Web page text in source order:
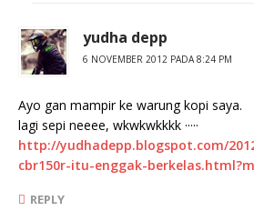
yudha depp
6 NOVEMBER 2012 PADA 8:24 PM
Ayo gan mampir ke warung kopi saya.
lagi sepi neeee, wkwkwkkkk ·····
http://yudhadepp.blogspot.com/
cbr150r-itu-enggak-
REPLY